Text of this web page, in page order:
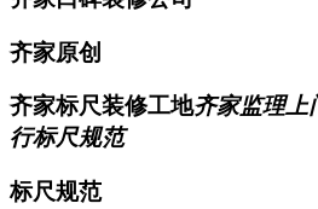
齐家原创
齐家标尺装修工地齐家监理上
行标尺规范
标尺规范